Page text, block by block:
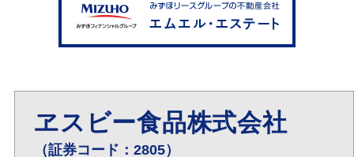
ヱスビー食品株式会社
（証券コード：2805）